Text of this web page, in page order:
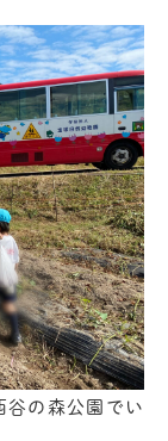
谷の森公園でい